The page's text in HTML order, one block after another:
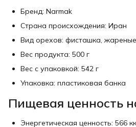
Бренд: Narmak
Страна происхождения: Иран
Вид орехов: фисташка,
Вес продукта: 500 г
Вес с упаковкой: 542 г
Упаковка: пластиковая банка
Пищевая ценность
Энергетическая ценность: 566